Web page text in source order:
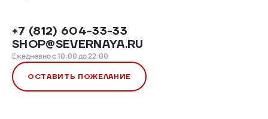
+7 (812) 604-33-33
SHOP@SEVERNAYA.RU
Ежедневно с 10:00 до 22:00
ОСТАВИТЬ ПОЖЕЛАНИЕ